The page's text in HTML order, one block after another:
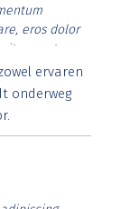
eros dolor
erat.
lorem
posuere.
ervaren
onderweg